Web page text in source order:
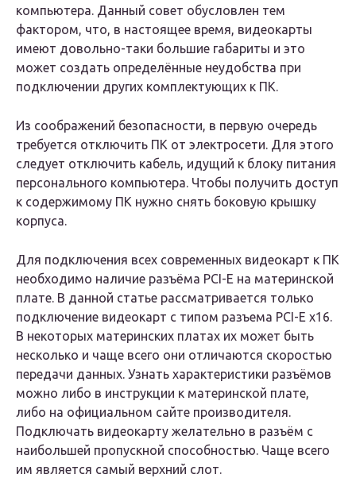
компьютера. Данный совет обусловлен тем
фактором, что, в настоящее время, видеокарты
имеют довольно-таки большие габариты и это
может создать определённые неудобства при
подключении других комплектующих к ПК.
Из соображений безопасности, в первую очередь
требуется отключить ПК от электросети. Для этого
следует отключить кабель, идущий к блоку питания
персонального компьютера. Чтобы получить доступ
к содержимому ПК нужно снять боковую крышку
корпуса.
Для подключения всех современных видеокарт к ПК
необходимо наличие разъёма PCI-E на материнской
плате. В данной статье рассматривается только
подключение видеокарт с типом разъема PCI-E x16.
В некоторых материнских платах их может быть
несколько и чаще всего они отличаются скоростью
передачи данных. Узнать характеристики разъёмов
можно либо в инструкции к материнской плате,
либо на официальном сайте производителя.
Подключать видеокарту желательно в разъём с
наибольшей пропускной способностью. Чаще всего
им является самый верхний слот.